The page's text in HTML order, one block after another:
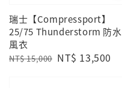
瑞士【Compressport】
25/75 Thunderstorm 防水
風衣
Regular
NT$ 15,000 Sale
NT$ 13,500